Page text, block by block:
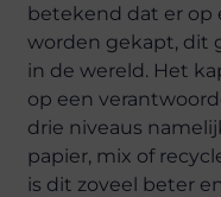
betekend dat er op
worden gekapt, dit
in de wereld. Het
op een
drie niveaus
papier, mix of
is dit zoveel beter